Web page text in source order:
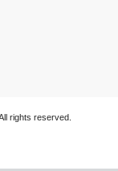
rights reserved.